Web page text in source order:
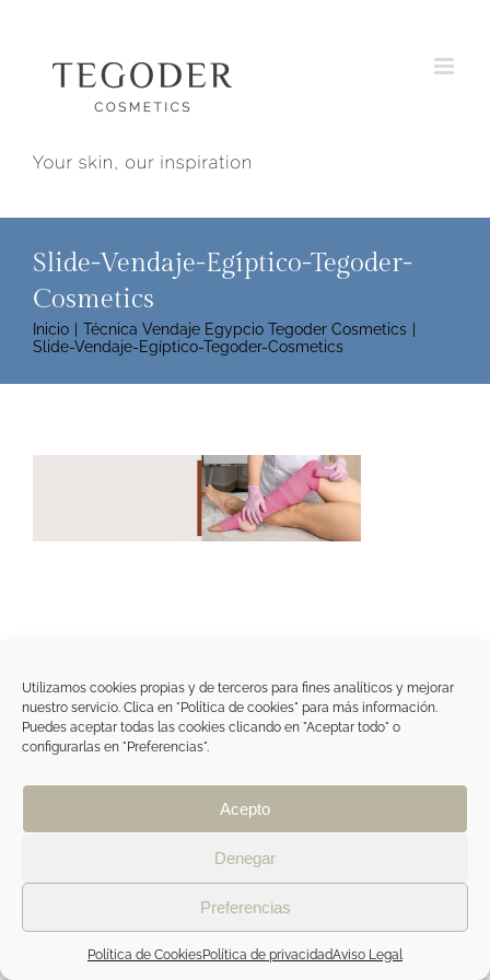
Utilizamos cookies propias y de terceros para fines analíticos y mejorar
nuestro servicio. Clica en "Política de cookies" para más información.
Puedes aceptar todas las cookies clicando en "Aceptar todo" o
configurarlas en "Preferencias".
Acepto
Denegar
Preferencias
Política de CookiesPolítica de privacidadAviso Legal
Slide-Vendaje-Egíptico-Tegoder-
Cosmetics
Inicio
Técnica Vendaje Egypcio Tegoder Cosmetics
Slide-Vendaje-Egíptico-Tegoder-Cosmetics
Tegoder Cosmetics
48170 Zamudio (Bizkaia) - España
Tel. +34 94 454 42 00
Política de cookies
privacidad|Política de privacidad RRSS|ÁREA
PROFESIONAL
FacebookInstagram